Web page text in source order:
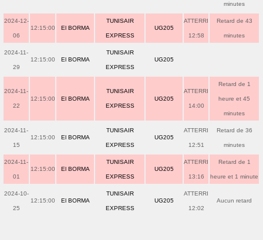
minutes
2024-12-
06
12:15:00 El BORMA
TUNISAIR
EXPRESS
UG205
ATTERRI
12:58
Retard de 43
minutes
2024-11-
29
12:15:00 El BORMA
TUNISAIR
EXPRESS
UG205
2024-11-
22
12:15:00 El BORMA
TUNISAIR
EXPRESS
UG205
ATTERRI
14:00
Retard de 1
heure et 45
minutes
2024-11-
15
12:15:00 El BORMA
TUNISAIR
EXPRESS
UG205
ATTERRI
12:51
Retard de 36
minutes
2024-11-
01
12:15:00 El BORMA
TUNISAIR
EXPRESS
UG205
ATTERRI
13:16
Retard de 1
heure et 1 minute
2024-10-
25
12:15:00 El BORMA
TUNISAIR
EXPRESS
UG205
ATTERRI
12:02
Aucun retard